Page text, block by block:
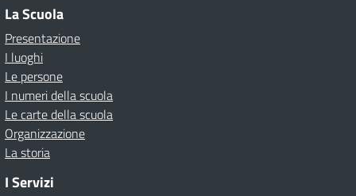
La Scuola
Presentazione
I luoghi
Le persone
I numeri della scuola
Le carte della scuola
Organizzazione
La storia
I Servizi